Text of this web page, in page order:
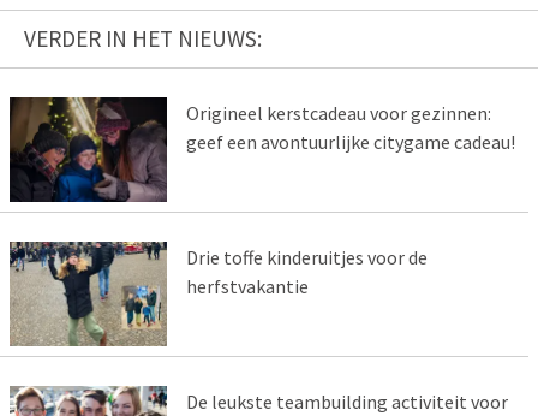
VERDER IN HET NIEUWS:
Origineel kerstcadeau voor gezinnen:
geef een avontuurlijke citygame cadeau!
Drie toffe kinderuitjes voor de
herfstvakantie
De leukste teambuilding activiteit voor